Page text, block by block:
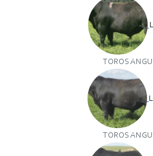
TOROS
TOROS